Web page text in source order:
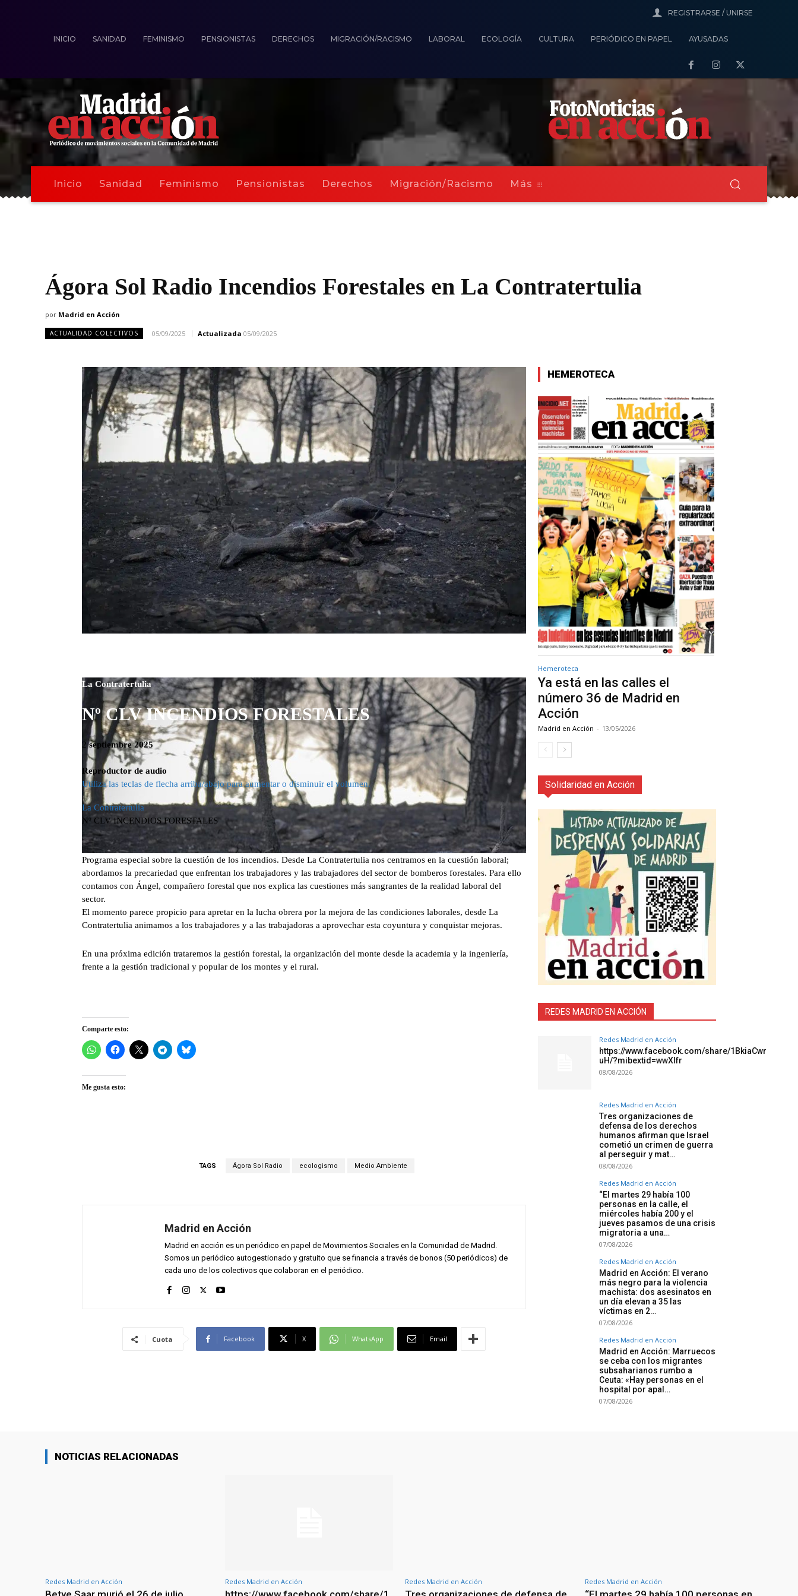
REGISTRARSE / UNIRSE
INICIO SANIDAD FEMINISMO PENSIONISTAS DERECHOS MIGRACIÓN/RACISMO LABORAL ECOLOGÍA CULTURA PERIÓDICO EN PAPEL AYUSADAS
Inicio Sanidad Feminismo Pensionistas Derechos Migración/Racismo Más
Ágora Sol Radio Incendios Forestales en La Contratertulia
por Madrid en Acción
ACTUALIDAD COLECTIVOS 05/09/2025 Actualizada 05/09/2025
La Contratertulia
Nº CLV INCENDIOS FORESTALES
2septiembre 2025
Reproductor de audio
Utiliza las teclas de flecha arriba/abajo para aumentar o disminuir el volumen.
La Contratertulia
Nº CLV INCENDIOS FORESTALES
.
Programa especial sobre la cuestión de los incendios. Desde La Contratertulia nos centramos en la cuestión laboral;
abordamos la precariedad que enfrentan los trabajadores y las trabajadores del sector de bomberos forestales. Para ello
contamos con Ángel, compañero forestal que nos explica las cuestiones más sangrantes de la realidad laboral del
sector.
El momento parece propicio para apretar en la lucha obrera por la mejora de las condiciones laborales, desde La
Contratertulia animamos a los trabajadores y a las trabajadoras a aprovechar esta coyuntura y conquistar mejoras.
En una próxima edición trataremos la gestión forestal, la organización del monte desde la academia y la ingeniería,
frente a la gestión tradicional y popular de los montes y el rural.
Comparte esto:
Me gusta esto:
TAGS Ágora Sol Radio ecologismo Medio Ambiente
Madrid en Acción
Madrid en acción es un periódico en papel de Movimientos Sociales en la Comunidad de Madrid.
Somos un periódico autogestionado y gratuito que se financia a través de bonos (50 periódicos) de
cada uno de los colectivos que colaboran en el periódico.
Cuota Facebook X WhatsApp Email
HEMEROTECA
Hemeroteca
Ya está en las calles el
número 36 de Madrid en
Acción
Madrid en Acción - 13/05/2026
Solidaridad en Acción
REDES MADRID EN ACCIÓN
Redes Madrid en Acción
https://www.facebook.com/share/1BkiaCwr
uH/?mibextid=wwXIfr
08/08/2026
Redes Madrid en Acción
Tres organizaciones de
defensa de los derechos
humanos afirman que Israel
cometió un crimen de guerra
al perseguir y mat…
08/08/2026
Redes Madrid en Acción
“El martes 29 había 100
personas en la calle, el
miércoles había 200 y el
jueves pasamos de una crisis
migratoria a una…
07/08/2026
Redes Madrid en Acción
Madrid en Acción: El verano
más negro para la violencia
machista: dos asesinatos en
un día elevan a 35 las
víctimas en 2…
07/08/2026
Redes Madrid en Acción
Madrid en Acción: Marruecos
se ceba con los migrantes
subsaharianos rumbo a
Ceuta: «Hay personas en el
hospital por apal…
07/08/2026
NOTICIAS RELACIONADAS
Redes Madrid en Acción Redes Madrid en Acción Redes Madrid en Acción Redes Madrid en Acción